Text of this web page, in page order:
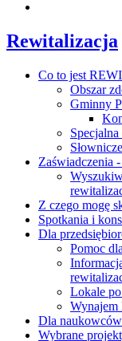
Rewitalizacja
Co to jest
Obszar
Gminny
Zaświadczenia
Z czego mogę
Spotkania i
Dla
Pomoc
Lokale
Dla
Wybrane